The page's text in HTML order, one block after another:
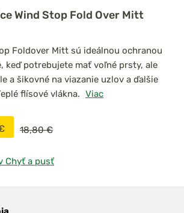
Wind Stop Fold Over Mitt
Foldover Mitt sú ideálnou ochranou
keď potrebujete mať voľné prsty, ale
a šikovné na viazanie uzlov a ďalšie
flísové vlákna. Viac
18,80 €
Chyť a pusť